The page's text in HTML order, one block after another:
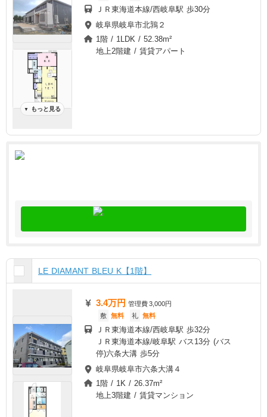
▼ もっと見る
ＪＲ東海道本線/西岐阜駅 歩30分
岐阜県岐阜市北鶉２
1階 / 1LDK / 52.38m²
地上2階建 / 賃貸アパート
LE DIAMANT BLEU K【1階】
3.4万円 管理費3,000円
敷 無料 礼 無料
ＪＲ東海道本線/西岐阜駅 歩32分
ＪＲ東海道本線/岐阜駅 バス13分 (バス
停)六条大溝 歩5分
岐阜県岐阜市六条大溝４
1階 / 1K / 26.37m²
地上3階建 / 賃貸マンション